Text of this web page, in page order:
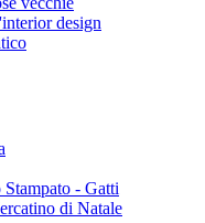
design
- Gatti
di Natale